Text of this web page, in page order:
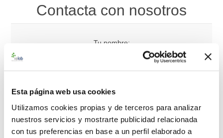
Esta página web usa cookies
Utilizamos cookies propias y de terceros para analizar
nuestros servicios y mostrarte publicidad relacionada
con tus preferencias en base a un perfil elaborado a
Contacta con nosotros
Tu nombre:
*
Consulta: